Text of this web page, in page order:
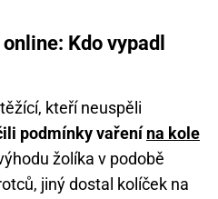
Kdo vypadl
kteří neuspěli
podmínky vaření na kole
žolíka v podobě
jiný dostal kolíček na